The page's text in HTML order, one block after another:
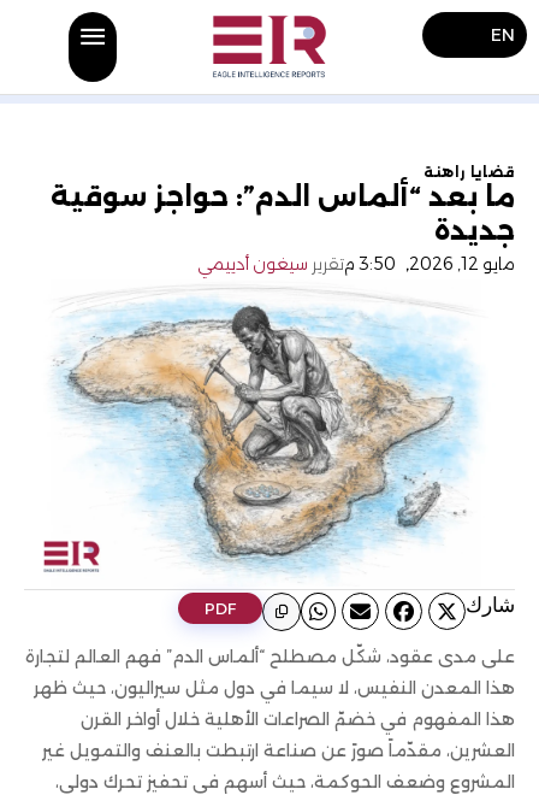
EN
قضايا راهنة
ما بعد “ألماس الدم”: حواجز سوقية
جديدة
مايو 12, 2026 , 3:50 م تقرير سيغون أدييمي
ﺷﺎرك PDF
على مدى عقود، شكّل مصطلح “ألماس الدم” فهم العالم لتجارة
هذا المعدن النفيس، لا سيما في دول مثل سيراليون، حيث ظهر
هذا المفهوم في خضمّ الصراعات الأهلية خلال أواخر القرن
العشرين، مقدّماً صورً عن صناعة ارتبطت بالعنف والتمويل غير
المشروع وضعف الحوكمة، حيث أسهم في تحفيز تحرك دولي،